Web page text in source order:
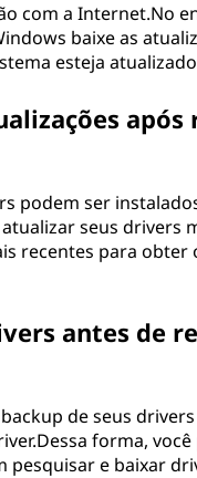
com a Internet.No
baixe as
esteja
podem ser
seus drivers
recentes para obter
antes de
de seus
forma,
e baixar